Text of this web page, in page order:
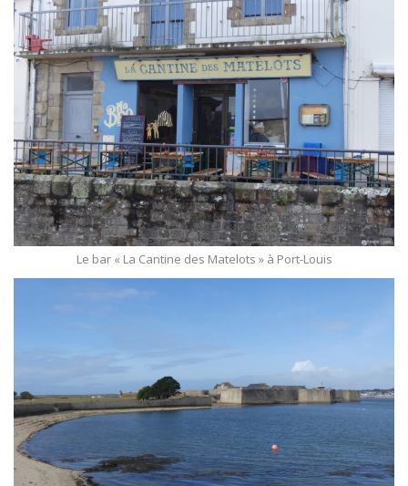
Le bar « La Cantine des Matelots » à Port-Louis